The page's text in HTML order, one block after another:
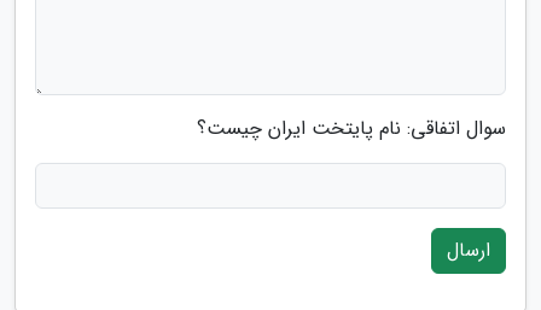
سوال اتفاقی: نام پایتخت ایران چیست؟
ارسال